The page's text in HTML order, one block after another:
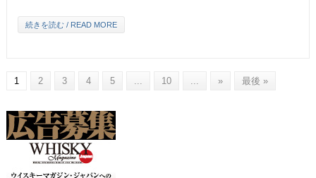
続きを読む / READ MORE
1 2 3 4 5 ... 10 ... » 最後 »